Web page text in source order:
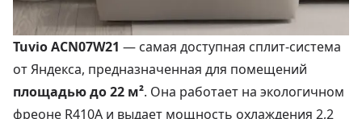
Tuvio ACN07W21 — самая доступная сплит-система
от Яндекса, предназначенная для помещений
площадью до 22 м². Она работает на экологичном
фреоне R410A и выдает мощность охлаждения 2,2